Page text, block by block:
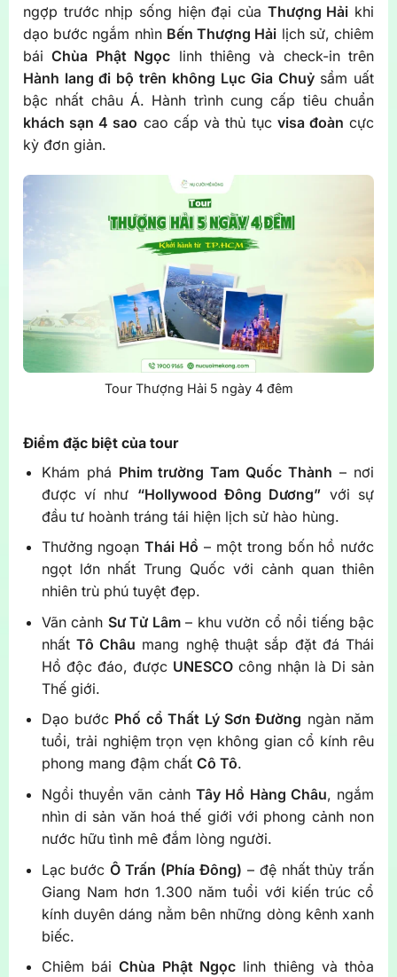
ngợp trước nhịp sống hiện đại của Thượng Hải khi
dạo bước ngắm nhìn Bến Thượng Hải lịch sử, chiêm
báiChùa Phật Ngọc linh thiêng và check-in trên
Hành lang đi bộ trên không Lục Gia Chuỷsầm uất
bậc nhất châu Á. Hành trình cung cấp tiêu chuẩn
khách sạn 4 sao cao cấp và thủ tục visa đoàn cực
kỳ đơn giản.
Tour Thượng Hải 5 ngày 4 đêm
Điểm đặc biệt của tour
Khám phá Phim trường Tam Quốc Thành – nơi
được ví như “Hollywood Đông Dương” với sự
đầu tư hoành tráng tái hiện lịch sử hào hùng.
Thưởng ngoạnThái Hồ – một trong bốn hồ nước
ngọt lớn nhất Trung Quốc với cảnh quan thiên
nhiên trù phú tuyệt đẹp.
Vãn cảnh Sư Tử Lâm– khu vườn cổ nổi tiếng bậc
nhất Tô Châu mang nghệ thuật sắp đặt đá Thái
Hồ độc đáo, được UNESCOcông nhận là Di sản
Thế giới.
Dạo bước Phố cổ Thất Lý Sơn Đường ngàn năm
tuổi, trải nghiệm trọn vẹn không gian cổ kính rêu
phong mang đậm chất Cô Tô.
Ngồi thuyền vãn cảnh Tây Hồ Hàng Châu, ngắm
nhìn di sản văn hoá thế giới với phong cảnh non
nước hữu tình mê đắm lòng người.
Lạc bướcÔ Trấn (Phía Đông) – đệ nhất thủy trấn
Giang Nam hơn 1.300 năm tuổi với kiến trúc cổ
kính duyên dáng nằm bên những dòng kênh xanh
biếc.
Chiêm báiChùa Phật Ngọclinh thiêng và thỏa